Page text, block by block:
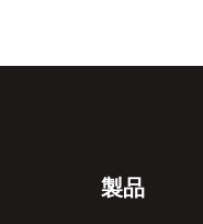
製品